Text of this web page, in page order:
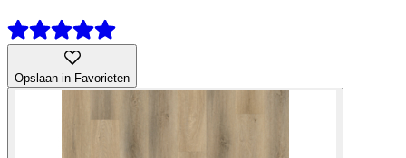
Opslaan in Favorieten